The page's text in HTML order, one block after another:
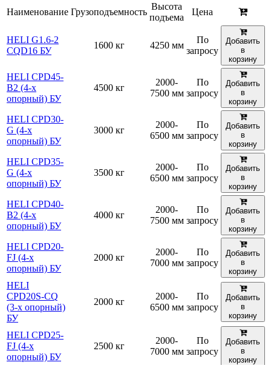
Наименование Грузоподъемность
Высота
подъема
Цена
HELI G1.6-2
CQD16 БУ
1600 кг 4250 мм
По
запросу
Добавить
в
корзину
HELI CPD45-
B2 (4-х
опорный) БУ
4500 кг
2000-
7500 мм
По
запросу
Добавить
в
корзину
HELI CPD30-
G (4-х
опорный) БУ
3000 кг
2000-
6500 мм
По
запросу
Добавить
в
корзину
HELI CPD35-
G (4-х
опорный) БУ
3500 кг
2000-
6500 мм
По
запросу
Добавить
в
корзину
HELI CPD40-
B2 (4-х
опорный) БУ
4000 кг
2000-
7500 мм
По
запросу
Добавить
в
корзину
HELI CPD20-
FJ (4-х
опорный) БУ
2000 кг
2000-
7000 мм
По
запросу
Добавить
в
корзину
HELI
CPD20S-CQ
(3-х опорный)
БУ
2000 кг
2000-
6500 мм
По
запросу
Добавить
в
корзину
HELI CPD25-
FJ (4-х
опорный) БУ
2500 кг
2000-
7000 мм
По
запросу
Добавить
в
корзину